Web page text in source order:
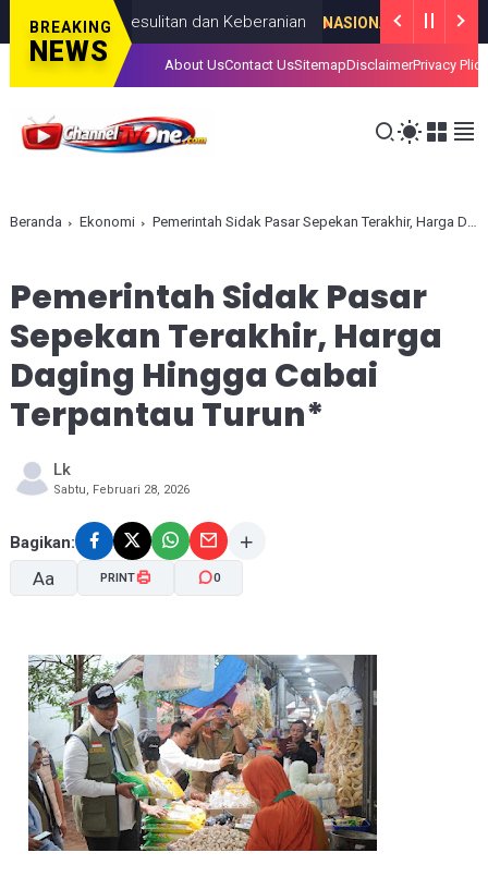
BREAKING
NEWS
Lewat Kesulitan dan Keberanian NASIONALAUGUST 08, 2026
About UsContact UsSitemapDisclaimerPrivacy Plice
Beranda Ekonomi Pemerintah Sidak Pasar Sepekan Terakhir, Harga Daging Hingga Cabai Terpantau Turun*
Pemerintah Sidak Pasar
Sepekan Terakhir, Harga
Daging Hingga Cabai
Terpantau Turun*
Lk
Sabtu, Februari 28, 2026
Bagikan:
Aa
A- A+
PRINT 0